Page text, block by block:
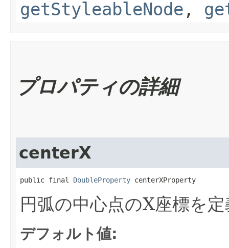
getStyleableNode,
プロパティの詳細
centerX
public final DoubleProperty centerXProperty
円弧の中心点のX座標を
デフォルト値: